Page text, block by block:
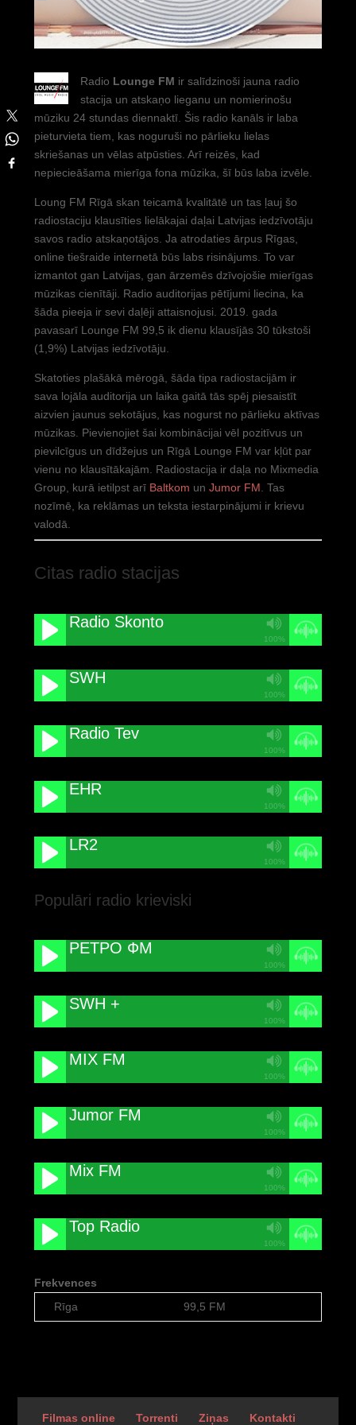
Radio Lounge FM ir salīdzinoši jauna radio
stacija un atskaņo lieganu un nomierinošu
mūziku 24 stundas diennaktī. Šis radio kanāls ir laba
pieturvieta tiem, kas noguruši no pārlieku lielas
skriešanas un vēlas atpūsties. Arī reizēs, kad
nepiecieāšama mierīga fona mūzika, šī būs laba izvēle.
Loung FM Rīgā skan teicamā kvalitātē un tas ļauj šo
radiostaciju klausīties lielākajai daļai Latvijas iedzīvotāju
savos radio atskaņotājos. Ja atrodaties ārpus Rīgas,
online tiešraide internetā būs labs risinājums. To var
izmantot gan Latvijas, gan ārzemēs dzīvojošie mierīgas
mūzikas cienītāji. Radio auditorijas pētījumi liecina, ka
šāda pieeja ir sevi daļēji attaisnojusi. 2019. gada
pavasarī Lounge FM 99,5 ik dienu klausījās 30 tūkstoši
(1,9%) Latvijas iedzīvotāju.
Skatoties plašākā mērogā, šāda tipa radiostacijām ir
sava lojāla auditorija un laika gaitā tās spēj piesaistīt
aizvien jaunus sekotājus, kas nogurst no pārlieku aktīvas
mūzikas. Pievienojiet šai kombinācijai vēl pozitīvus un
pievilcīgus un dīdžejus un Rīgā Lounge FM var kļūt par
vienu no klausītākajām. Radiostacija ir daļa no Mixmedia
Group, kurā ietilpst arī Baltkom un Jumor FM . Tas
nozīmē, ka reklāmas un teksta iestarpinājumi ir krievu
valodā.
Citas radio stacijas
Radio Skonto
100%
SWH
100%
Radio Tev
100%
EHR
100%
LR2
100%
Populāri radio krieviski
РЕТРО ФМ
100%
SWH +
100%
MIX FM
100%
Jumor FM
100%
Mix FM
100%
Top Radio
100%
Frekvences
Rīga
99,5 FM
Filmas online Torrenti Ziņas Kontakti